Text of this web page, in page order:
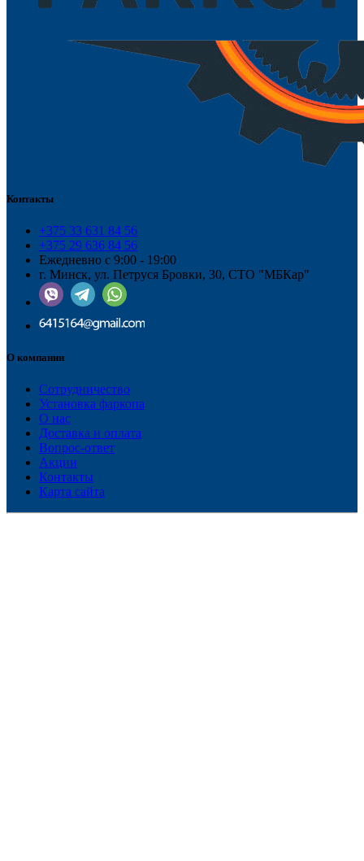
Контакты
+375 33 631 84 56
+375 29 636 84 56
Ежедневно с 9:00 - 19:00
г. Минск, ул. Петруся Бровки, 30, СТО "МБКар"
О компании
Сотрудничество
Установка фаркопа
О нас
Доставка и оплата
Вопрос-ответ
Акции
Контакты
Карта сайта